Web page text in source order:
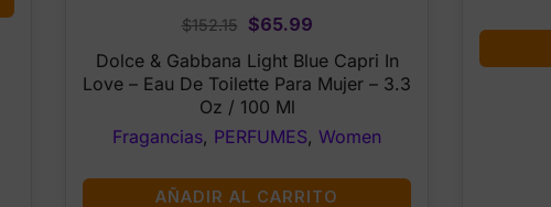
$152.15
Original
price
was:
$152.15.
$65.99Current
price
is:
Dolce & Gabbana Light Blue Capri In
Love – Eau De Toilette Para Mujer – 3.3
Oz / 100 Ml
Fragancias, PERFUMES, Women
AÑADIR AL CARRITO